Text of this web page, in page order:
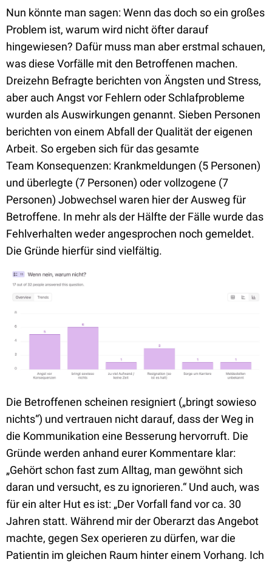
Nun könnte man sagen: Wenn das doch so ein großes
Problem ist, warum wird nicht öfter darauf
hingewiesen? Dafür muss man aber erstmal schauen,
was diese Vorfälle mit den Betroffenen machen.
Dreizehn Befragte berichten von Ängsten und Stress,
aber auch Angst vor Fehlern oder Schlafprobleme
wurden als Auswirkungen genannt. Sieben Personen
berichten von einem Abfall der Qualität der eigenen
Arbeit. So ergeben sich für das gesamte
Team Konsequenzen: Krankmeldungen (5 Personen)
und überlegte (7 Personen) oder vollzogene (7
Personen) Jobwechsel waren hier der Ausweg für
Betroffene. In mehr als der Hälfte der Fälle wurde das
Fehlverhalten weder angesprochen noch gemeldet.
Die Gründe hierfür sind vielfältig.
Die Betroffenen scheinen resigniert („bringt sowieso
nichts“) und vertrauen nicht darauf, dass der Weg in
die Kommunikation eine Besserung hervorruft. Die
Gründe werden anhand eurer Kommentare klar:
„Gehört schon fast zum Alltag, man gewöhnt sich
daran und versucht, es zu ignorieren.“ Und auch, was
für ein alter Hut es ist: „Der Vorfall fand vor ca. 30
Jahren statt. Während mir der Oberarzt das Angebot
machte, gegen Sex operieren zu dürfen, war die
Patientin im gleichen Raum hinter einem Vorhang. Ich